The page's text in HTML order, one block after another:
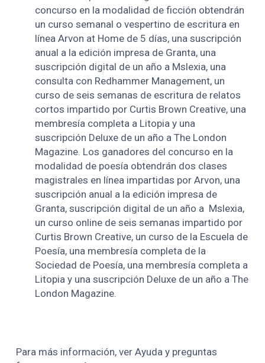
concurso en la modalidad de ficción obtendrán
un curso semanal o vespertino de escritura en
línea Arvon at Home de 5 días, una suscripción
anual a la edición impresa de Granta, una
suscripción digital de un año a Mslexia, una
consulta con Redhammer Management, un
curso de seis semanas de escritura de relatos
cortos impartido por Curtis Brown Creative, una
membresía completa a Litopia y una
suscripción Deluxe de un año a The London
Magazine. Los ganadores del concurso en la
modalidad de poesía obtendrán dos clases
magistrales en línea impartidas por Arvon, una
suscripción anual a la edición impresa de
Granta, suscripción digital de un año a Mslexia,
un curso online de seis semanas impartido por
Curtis Brown Creative, un curso de la Escuela de
Poesía, una membresía completa de la
Sociedad de Poesía, una membresía completa a
Litopia y una suscripción Deluxe de un año a The
London Magazine.
Para más información, ver Ayuda y preguntas